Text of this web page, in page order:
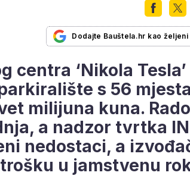
Dodajte Bauštela.hr kao
centra ‘Nikola Tesla’
s 56
milijuna kuna.
a nadzor tvrtka
nedostaci, a
u jamstvenu